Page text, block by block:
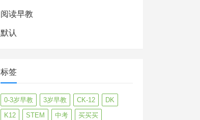
阅读早教
默认
标签
0-3岁早教 3岁早教 CK-12
DK
K12
STEM 中考
买买买